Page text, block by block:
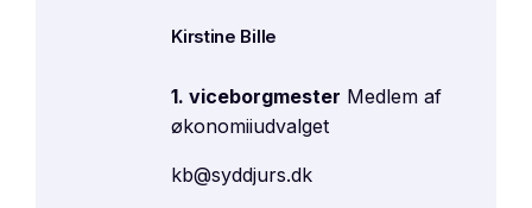
Kirstine Bille
1. viceborgmester Medlem af
økonomiiudvalget
kb@syddjurs.dk